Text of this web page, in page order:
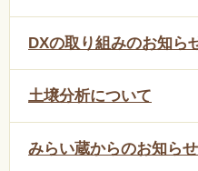
DXの取り組みのお知ら
土壌分析について
みらい蔵からのお知らせ